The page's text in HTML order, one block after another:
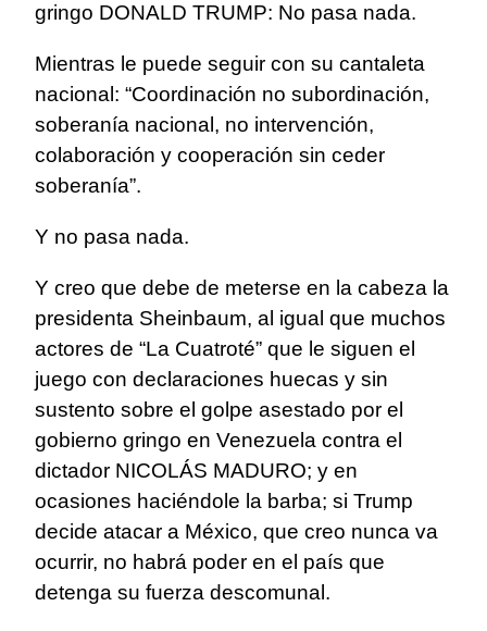
gringo DONALD TRUMP: No pasa nada.
Mientras le puede seguir con su cantaleta
nacional: “Coordinación no subordinación,
soberanía nacional, no intervención,
colaboración y cooperación sin ceder
soberanía”.
Y no pasa nada.
Y creo que debe de meterse en la cabeza la
presidenta Sheinbaum, al igual que muchos
actores de “La Cuatroté” que le siguen el
juego con declaraciones huecas y sin
sustento sobre el golpe asestado por el
gobierno gringo en Venezuela contra el
dictador NICOLÁS MADURO; y en
ocasiones haciéndole la barba; si Trump
decide atacar a México, que creo nunca va
ocurrir, no habrá poder en el país que
detenga su fuerza descomunal.